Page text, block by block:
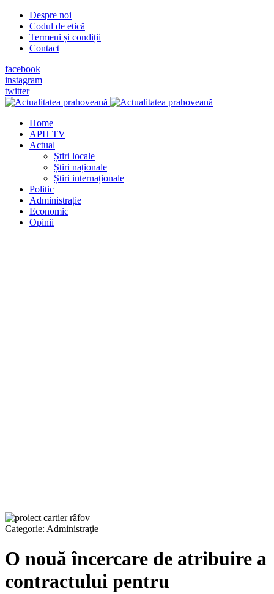
Despre noi
Codul de etică
Termeni și condiții
Contact
facebook
instagram
twitter
Home
APH TV
Actual
Știri locale
Știri naționale
Știri internaționale
Politic
Administrație
Economic
Opinii
Categorie: Administraţie
O nouă încercare de atribuire a
contractului pentru